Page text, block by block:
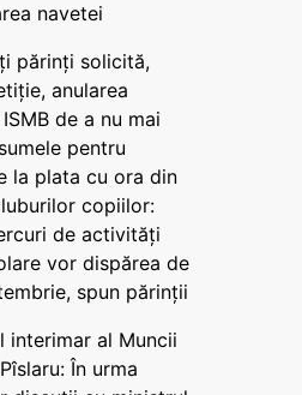
navetei
părinți solicită,
anularea
de a nu mai
pentru
la plata cu ora din
copiilor:
de activități
vor dispărea de
spun părinții
interimar al Muncii
În urma